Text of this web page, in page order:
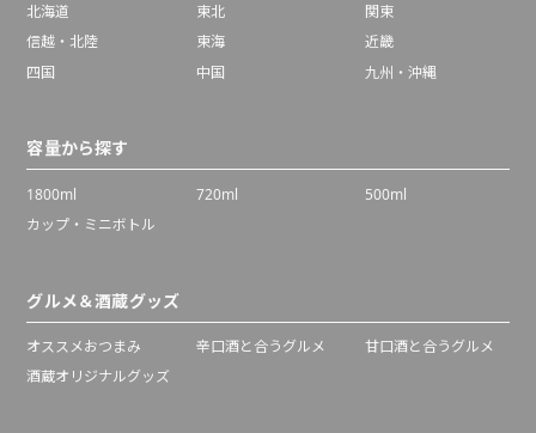
北海道 東北
関東
信越・北陸
東海
近畿
四国
中国 九州・沖縄
容量から探す
1800ml 720ml
500ml
カップ・ミニボトル
グルメ＆酒蔵グッズ
オススメおつまみ 辛口酒と合うグルメ
甘口酒と合うグルメ
酒蔵オリジナルグッズ